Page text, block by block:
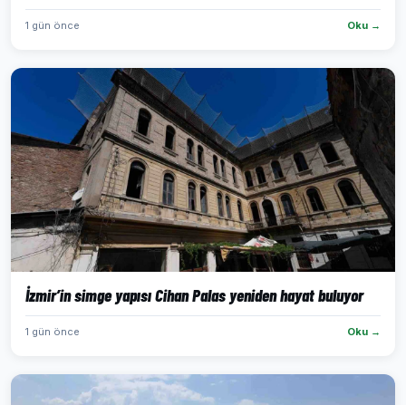
1 gün önce Oku →
İzmir’in simge yapısı Cihan Palas yeniden hayat buluyor
1 gün önce Oku →